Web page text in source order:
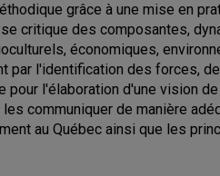
grâce à une mise en
critique des composantes,
économiques,
par l'identification des forces,
l'élaboration d'une vision
communiquer de manière
au Québec ainsi que les